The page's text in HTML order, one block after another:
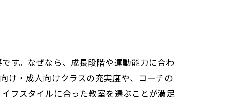
す。なぜなら、成長段階や運動能力に合わ
け・成人向けクラスの充実度や、コーチの
フスタイルに合った教室を選ぶことが満足